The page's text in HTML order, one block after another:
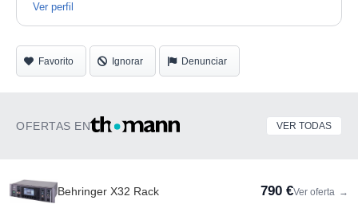
http://www.youtube.com/@xaviques
Ver perfil
Favorito Ignorar Denunciar
OFERTAS EN VER TODAS
Behringer X32 Rack 790 €Ver oferta →